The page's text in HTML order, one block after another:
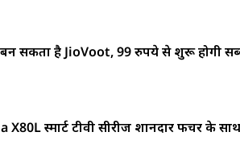
सकता है JioVoot, 99 रुपये से शुरू होगी
स्मार्ट टीवी सीरीज शानदार फीचर के